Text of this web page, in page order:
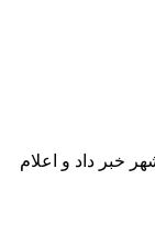
خبر داد و اعلام